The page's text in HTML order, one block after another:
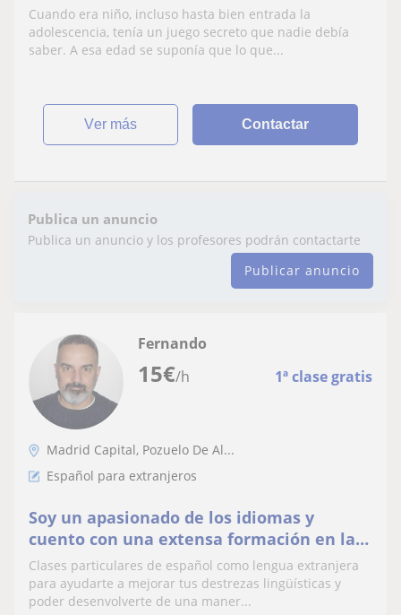
Cuando era niño, incluso hasta bien entrada la
adolescencia, tenía un juego secreto que nadie debía
saber. A esa edad se suponía que lo que...
ver más Contactar
Publica un anuncio
Publica un anuncio y los profesores podrán contactarte
Publicar anuncio
15€/h 1ª clase gratis
Fernando
Madrid Capital, Pozuelo De Al...
Español para extranjeros
Soy un apasionado de los idiomas y
cuento con una extensa formación en la
enseñanza del español como lengua
extranjera
Clases particulares de español como lengua extranjera
para ayudarte a mejorar tus destrezas lingüísticas y
poder desenvolverte de una maner...